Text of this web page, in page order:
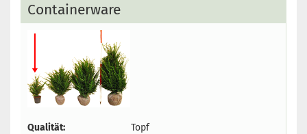
Containerware
Qualität:
Topf